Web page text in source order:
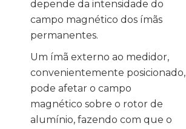
depende da intensidade do
campo magnético dos ímãs
permanentes.
Um ímã externo ao medidor,
convenientemente posicionado,
pode afetar o campo
magnético sobre o rotor de
alumínio, fazendo com que o